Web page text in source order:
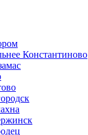
Константиново